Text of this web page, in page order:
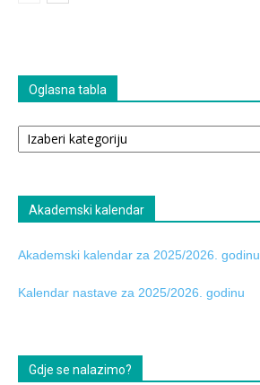
Oglasna tabla
Oglasna
tabla
Akademski kalendar
Akademski kalendar za 2025/2026. godinu
Kalendar nastave za 2025/2026. godinu
Gdje se nalazimo?